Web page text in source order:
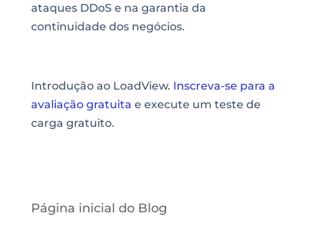
ataques DDoS e na garantia da
continuidade dos negócios.
Introdução ao LoadView. Inscreva-se para a
avaliação gratuita e execute um teste de
carga gratuito.
Página inicial do Blog